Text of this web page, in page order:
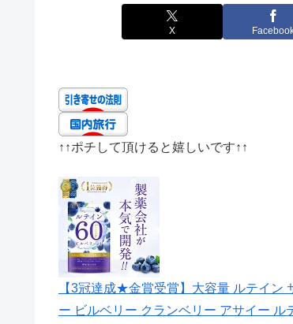
X
↑↑ポチして頂けると嬉しいです↑↑
【3冠達成★金賞受賞】大容量 ルテイン
ー ビルベリー クランベリー アサイー